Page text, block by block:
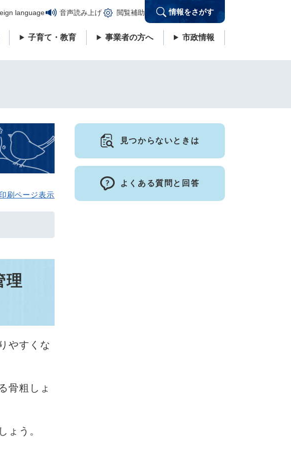
language 音声読み上げ 閲覧補助 情報をさがす
子育て・教育 事業者の方へ 市政情報
印刷ページ表示
理
やすくな
骨粗しょ
ょう。
見つからないときは
よくある質問と回答